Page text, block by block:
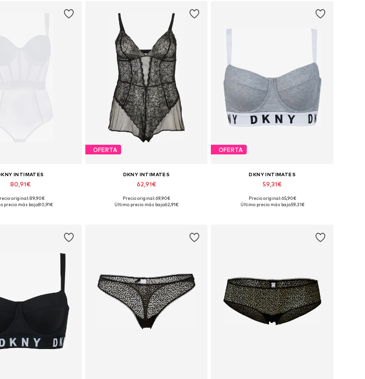
INTIMATES
80,91€
en muchas tallas
original: 89,90€
precio más bajo:80,91€
OFERTA
DKNY INTIMATES
62,91€
Tallas disponibles: S, M
Precio original: 69,90€
Último precio más bajo:62,91€
OFERTA
DKNY INTIMATES
59,31€
Disponible en muchas tallas
Precio original: 65,90€
Último precio más bajo:59,31€